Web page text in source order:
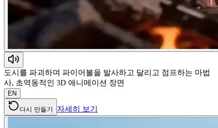
도시를 파괴하며 파이어볼을 발사하고 달리고 점프하는 마법
사, 초역동적인 3D 애니메이션 장면
EN
다시 만들기 자세히 보기